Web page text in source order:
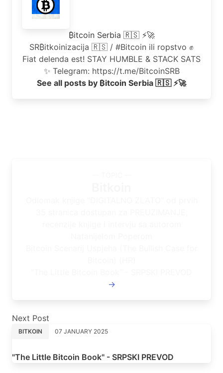
₿itcoin Serbia 🇷🇸 ⚡🚀
SR₿itkoinizacija 🇷🇸 / #Bitcoin ili ropstvo ✊
Fiat delenda est! STAY HUMBLE & STACK SATS
✨ Telegram: https://t.me/BitcoinSRB
See all posts by ₿itcoin Serbia 🇷🇸 ⚡🚀
→
Next Post
BITKOIN 07 JANUARY 2025
"The Little Bitcoin Book" - SRPSKI PREVOD